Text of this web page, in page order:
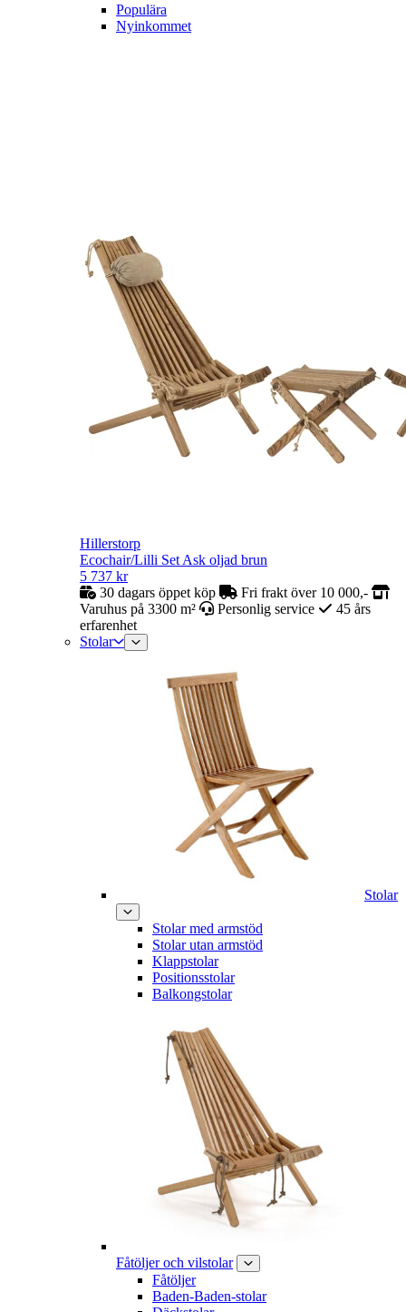
Populära
Nyinkommet
Hillerstorp
Ecochair/Lilli Set Ask oljad brun
5 737 kr
30 dagars öppet köp
Fri frakt över 10 000,-
Varuhus på 3300 m²
Personlig service
45 års
erfarenhet
Stolar
Stolar
Stolar med armstöd
Stolar utan armstöd
Klappstolar
Positionsstolar
Balkongstolar
Fåtöljer och vilstolar
Fåtöljer
Baden-Baden-stolar